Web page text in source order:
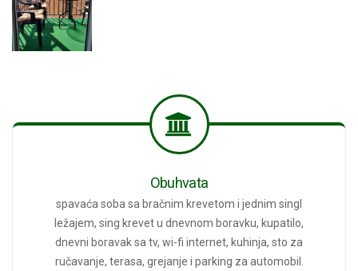
Obuhvata
spavaća soba sa bračnim krevetom i jednim singl
ležajem, sing krevet u dnevnom boravku, kupatilo,
dnevni boravak sa tv, wi-fi internet, kuhinja, sto za
ručavanje, terasa, grejanje i parking za automobil.